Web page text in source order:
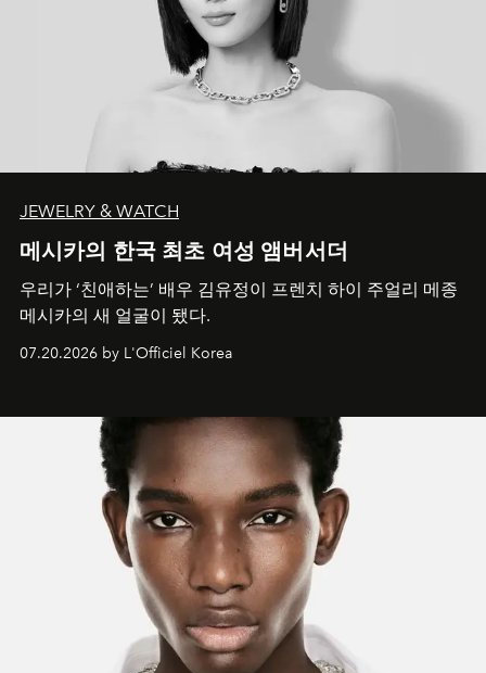
JEWELRY & WATCH
메시카의 한국 최초 여성 앰버서더
우리가 ‘친애하는’ 배우 김유정이 프렌치 하이 주얼리 메종
메시카의 새 얼굴이 됐다.
07.20.2026 by L'Officiel Korea